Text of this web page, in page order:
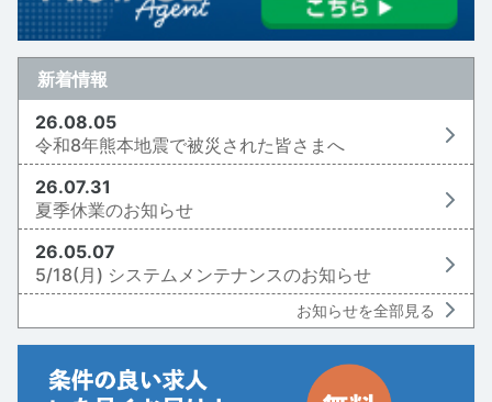
新着情報
26.08.05
令和8年熊本地震で被災された皆さまへ
26.07.31
夏季休業のお知らせ
26.05.07
5/18(月) システムメンテナンスのお知らせ
お知らせを全部見る